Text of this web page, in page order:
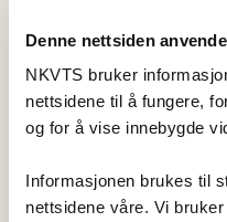
Denne nettsiden
NKVTS bruker
nettsidene til å fungere,
og for å vise innebygde
Informasjonen brukes til
nettsidene våre. Vi
Vis
Sist redigert: 7.